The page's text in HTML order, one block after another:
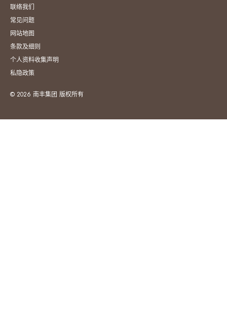
联络我们
常见问题
网站地图
条款及细则
个人资料收集声明
私隐政策
© 2026 南丰集团 版权所有